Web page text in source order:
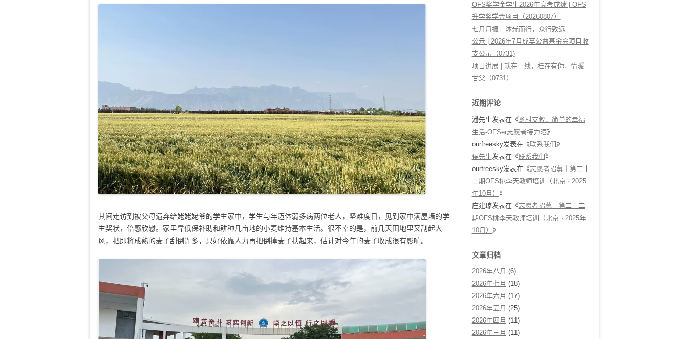
其间走访到被父母遗弃给姥姥姥爷的学生家中，学生与年迈体弱多病两位老人，坚难度日，见到家中满屋墙的学
生奖状，倍感欣慰。家里靠低保补助和耕种几亩地的小麦维持基本生活。很不幸的是，前几天田地里又刮起大
风，把即将成熟的麦子刮倒许多，只好依靠人力再把倒掉麦子扶起来，估计对今年的麦子收成很有影响。
OFS奖学金学生2026年高考成绩 | OFS
升学奖学金项目（20260807）
七月月报｜沐光而行，众行致远
公示 | 2026年7月成英公益基金会项目收
支公示（0731)
项目进展 | 就在一线，桂在有你，情暖
甘棠（0731）
近期评论
潘先生发表在《乡村支教，简单的幸福
生活-OFSer志愿者接力晒》
ourfreesky发表在《联系我们 》
侯先生发表在《联系我们 》
ourfreesky发表在《志愿者招募｜第二十
二期OFS桃李天教师培训（北京 · 2025
年10月） 》
庄建琼发表在《志愿者招募｜第二十二
期OFS桃李天教师培训（北京 · 2025年
10月） 》
文章归档
2026年八月 (6)
2026年七月 (18)
2026年六月 (17)
2026年五月 (25)
2026年四月 (11)
2026年三月 (11)